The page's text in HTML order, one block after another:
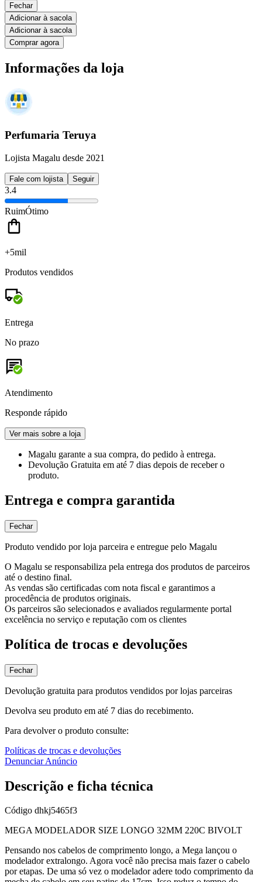
Fechar
Adicionar à sacola
Adicionar à sacola
Comprar agora
Informações da loja
Perfumaria Teruya
Lojista Magalu desde 2021
Fale com lojista Seguir
3.4
RuimÓtimo
+5mil
Produtos vendidos
Entrega
No prazo
Atendimento
Responde rápido
Ver mais sobre a loja
Magalu garante a sua compra, do pedido à entrega.
Devolução Gratuita em até 7 dias depois de receber o
produto.
Entrega e compra garantida
Fechar
Produto vendido por loja parceira e entregue pelo Magalu
O Magalu se responsabiliza pela entrega dos produtos de parceiros
até o destino final.
As vendas são certificadas com nota fiscal e garantimos a
procedência de produtos originais.
Os parceiros são selecionados e avaliados regularmente portal
excelência no serviço e reputação com os clientes
Política de trocas e devoluções
Fechar
Devolução gratuita para produtos vendidos por lojas parceiras
Devolva seu produto em até 7 dias do recebimento.
Para devolver o produto consulte:
Políticas de trocas e devoluções
Denunciar Anúncio
Descrição e ficha técnica
Código dhkj5465f3
MEGA MODELADOR SIZE LONGO 32MM 220C BIVOLT
Pensando nos cabelos de comprimento longo, a Mega lançou o
modelador extralongo. Agora você não precisa mais fazer o cabelo
por etapas. De uma só vez o modelador adere todo comprimento da